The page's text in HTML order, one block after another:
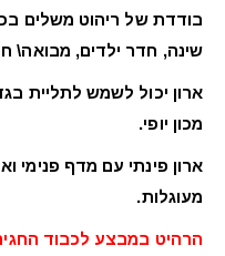
בודדת של ריהוט משלים
שינה, חדר ילדים, מבואה\
ארון יכול לשמש לתליית
מכון יופי.
ארון פינתי עם מדף פנימי
מעוגלות.
הרהיט במבצע לכבוד